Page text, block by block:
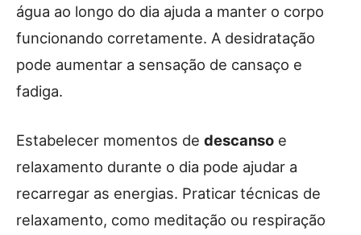
água ao longo do dia ajuda a manter o corpo
funcionando corretamente. A desidratação
pode aumentar a sensação de cansaço e
fadiga.
Estabelecer momentos de descanso e
relaxamento durante o dia pode ajudar a
recarregar as energias. Praticar técnicas de
relaxamento, como meditação ou respiração